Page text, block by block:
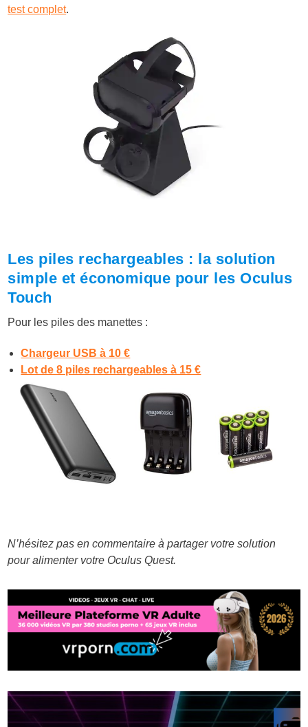
test complet.
Les piles rechargeables : la solution
simple et économique pour les Oculus
Touch
Pour les piles des manettes :
Chargeur USB à 10 €
Lot de 8 piles rechargeables à 15 €
N’hésitez pas en commentaire à partager votre solution
pour alimenter votre Oculus Quest.